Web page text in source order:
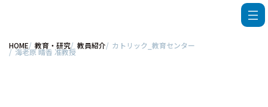
HOME 教育・研究 教員紹介 カトリック_教育センター
海老原 晴香 准教授